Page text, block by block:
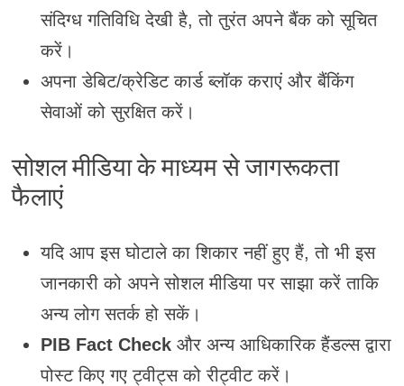
संदिग्ध गतिविधि देखी है, तो तुरंत अपने बैंक को सूचित
करें।
अपना डेबिट/क्रेडिट कार्ड ब्लॉक कराएं और बैंकिंग
सेवाओं को सुरक्षित करें।
सोशल मीडिया के माध्यम से जागरूकता
फैलाएं
यदि आप इस घोटाले का शिकार नहीं हुए हैं, तो भी इस
जानकारी को अपने सोशल मीडिया पर साझा करें ताकि
अन्य लोग सतर्क हो सकें।
PIB Fact Checkऔर अन्य आधिकारिक हैंडल्स द्वारा
पोस्ट किए गए ट्वीट्स को रीट्वीट करें।